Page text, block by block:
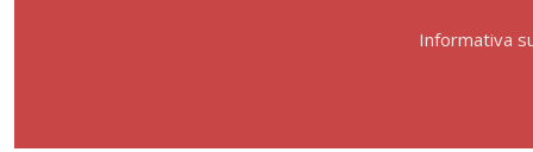
Informativa